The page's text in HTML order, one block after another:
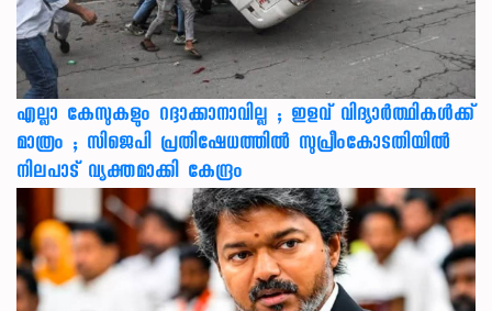
എല്ലാ കേസുകളും റദ്ദാക്കാനാവില്ല ; ഇളവ് വിദ്യാർത്ഥികൾക്ക്
മാത്രം ; സിജെപി പ്രതിഷേധത്തിൽ സുപ്രീംകോടതിയിൽ
നിലപാട് വ്യക്തമാക്കി കേന്ദ്രം